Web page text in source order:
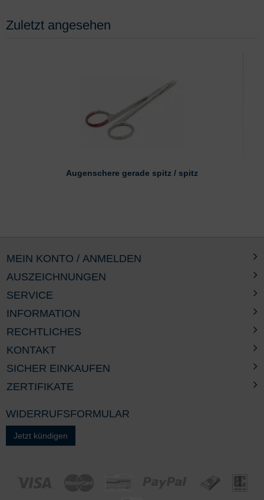
Zuletzt angesehen
Augenschere gerade spitz / spitz
AUSZEICHNUNGEN
SERVICE
INFORMATION
RECHTLICHES
MEIN KONTO / ANMELDEN
KONTAKT
SICHER EINKAUFEN
ZERTIFIKATE
WIDERRUFSFORMULAR
Jetzt kündigen